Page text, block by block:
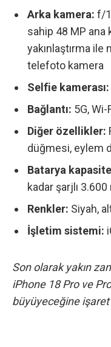
Arka kamera: f/
sahip 48 MP ana
yakınlaştırma
telefoto kamera
Selfie kamerası:
Bağlantı: 5G, Wi-
Diğer özellikler:
düğmesi, eylem
Batarya
kadar şarjlı 3.600
Renkler: Siyah,
İşletim sistemi:
Son olarak yakın
iPhone 18 Pro ve
büyüyeceğineişaret